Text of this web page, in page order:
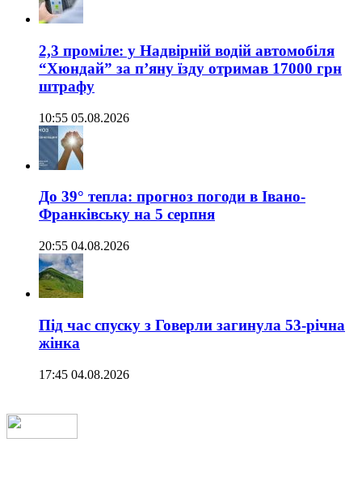
2,3 проміле: у Надвірній водій автомобіля
“Хюндай” за п’яну їзду отримав 17000 грн
штрафу
10:55 05.08.2026
До 39° тепла: прогноз погоди в Івано-
Франківську на 5 серпня
20:55 04.08.2026
Під час спуску з Говерли загинула 53-річна
жінка
17:45 04.08.2026